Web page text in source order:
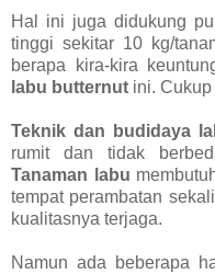
Hal ini juga didukung
tinggi sekitar 10 kg/
berapa kira-kira
labu butternut ini.
Teknik dan budidaya
rumit dan tidak
Tanaman labu
tempat perambatan
kualitasnya terjaga.
Namun ada beberapa